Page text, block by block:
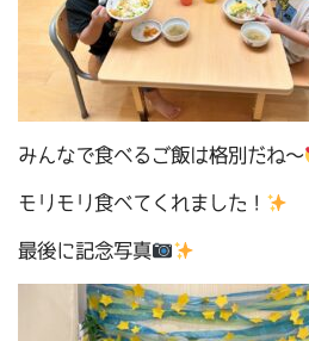
みんなで食べるご飯は格別だね～
モリモリ食べてくれました！
最後に記念写真